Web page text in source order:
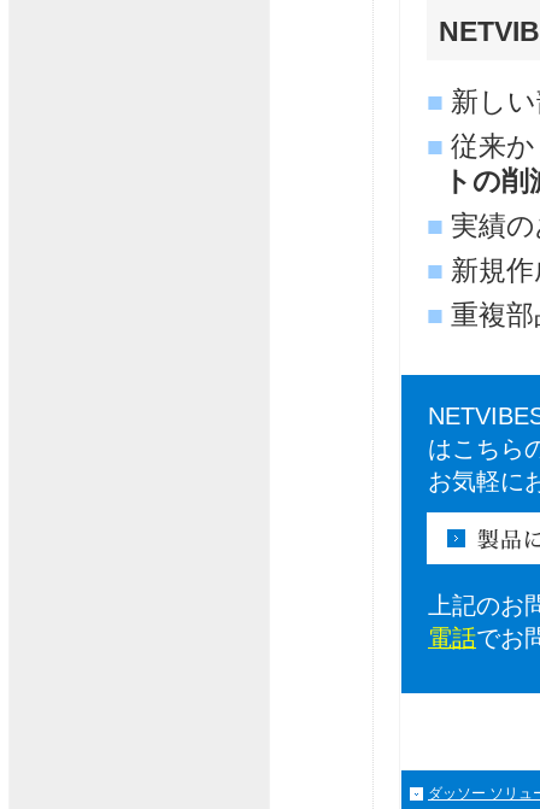
■ 新し
■ 従来
トの削
■ 実績
■ 新規
■ 重複
はこちら
お気軽に
上記の
電話でお
ダッソー ソリュ